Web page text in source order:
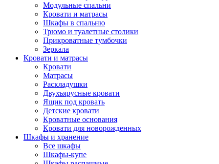
Модульные спальни
Кровати и матрасы
Шкафы в спальню
Трюмо и туалетные столики
Прикроватные тумбочки
Зеркала
Кровати и матрасы
Кровати
Матрасы
Раскладушки
Двухъярусные кровати
Ящик под кровать
Детские кровати
Кроватные основания
Кровати для новорожденных
Шкафы и хранение
Все шкафы
Шкафы-купе